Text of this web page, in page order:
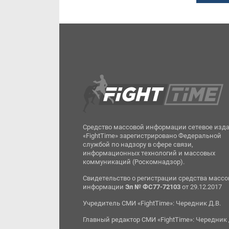
Средство массовой информации сетевое
«FightTime» зарегистрировано Федеральной
службой по надзору в сфере связи,
информационных технологий и массовых
коммуникаций (Роскомнадзор).
Свидетельство о регистрации средства
информацииЭл № ФС77-72103 от 29.12.2017
Учредитель СМИ «FightTime»: Чередник Д.В.
Главный редактор СМИ «FightTime»: Чередник